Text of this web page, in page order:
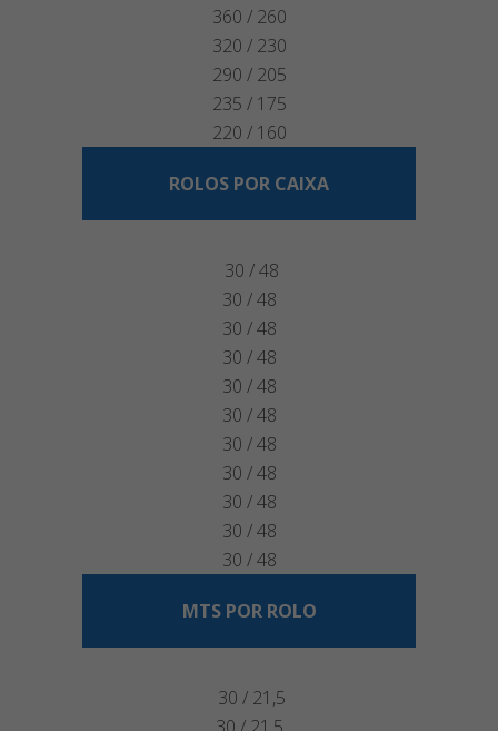
360 / 260
320 / 230
290 / 205
235 / 175
220 / 160
ROLOS POR CAIXA
30 / 48
30 / 48
30 / 48
30 / 48
30 / 48
30 / 48
30 / 48
30 / 48
30 / 48
30 / 48
30 / 48
MTS POR ROLO
30 / 21,5